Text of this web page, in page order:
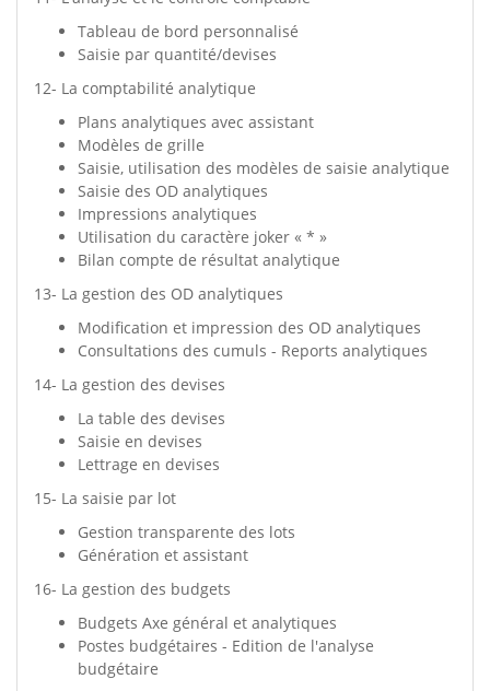
Tableau de bord personnalisé
Saisie par quantité/devises
12- La comptabilité analytique
Plans analytiques avec assistant
Modèles de grille
Saisie, utilisation des modèles de saisie analytique
Saisie des OD analytiques
Impressions analytiques
Utilisation du caractère joker « * »
Bilan compte de résultat analytique
13- La gestion des OD analytiques
Modification et impression des OD analytiques
Consultations des cumuls - Reports analytiques
14- La gestion des devises
La table des devises
Saisie en devises
Lettrage en devises
15- La saisie par lot
Gestion transparente des lots
Génération et assistant
16- La gestion des budgets
Budgets Axe général et analytiques
Postes budgétaires - Edition de l'analyse
budgétaire